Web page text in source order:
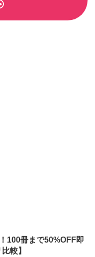
100冊まで50%OFF即
較】